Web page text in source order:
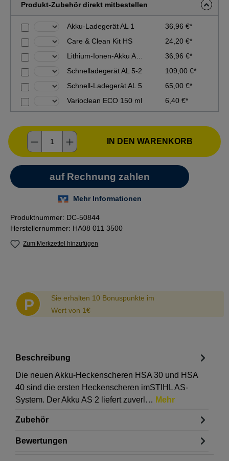
Produkt-Zubehör direkt mitbestellen
Akku-Ladegerät AL 1
36,96 €*
Care & Clean Kit HS
24,20 €*
36,96 €*
Schnelladegerät AL 5-2
109,00 €*
Schnell-Ladegerät AL 5
65,00 €*
Varioclean ECO 150 ml
6,40 €*
Produkt Anzahl: Gib den gewünschten
IN DEN WARENKORB
Produktnummer: DC-50844
Herstellernummer: HA08 011 3500
Zum Merkzettel hinzufügen
P
Sie erhalten 10 Bonuspunkte im
Wert von 1€
Beschreibung
Die neuen Akku-Heckenscheren HSA 30 und HSA
40 sind die ersten Heckenscheren imSTIHL AS-
System. Der Akku AS 2 liefert zuverl… Mehr
Zubehör
Bewertungen